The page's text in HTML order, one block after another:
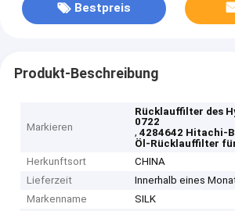
Bestpreis
Produkt-Beschreibung
Markieren
Rücklauffilter des
0722
,4284642 Hitachi-
Öl-Rücklauffilter
Herkunftsort
CHINA
Lieferzeit
Innerhalb eines
Markenname
SILK